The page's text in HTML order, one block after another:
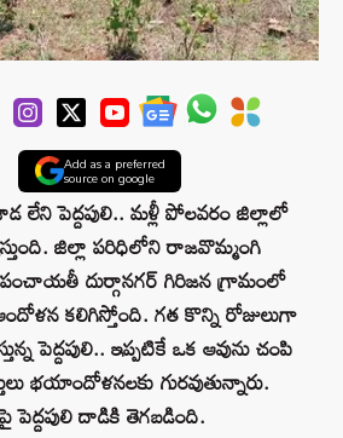
Add as a preferred
source on google
లేని పెద్దపులి.. మళ్లీ పోలవరం జిల్లాలో
జిల్లా పరిధిలోని రాజవొమ్మంగి
దుర్గానగర్ గిరిజన గ్రామంలో
కలిగిస్తోంది. గత కొన్ని రోజులుగా
పెద్దపులి.. ఇప్పటికే ఒక ఆవును చంపి
భయాందోళనలకు గురవుతున్నారు.
దాడికి తెగబడింది.